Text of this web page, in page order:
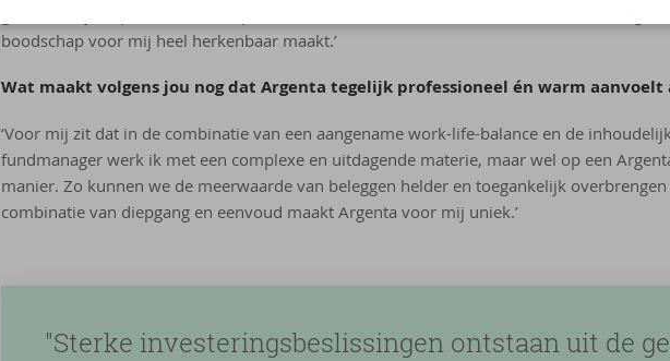
boodschap voor mij heel herkenbaar maakt.’
Wat maakt volgens jou nog dat Argenta tegelijk professioneel én warm aanvoelt
‘Voor mij zit dat in de combinatie van een aangename work-life-balance en de
fundmanager werk ik met een complexe en uitdagende materie, maar wel op een
manier. Zo kunnen we de meerwaarde van beleggen helder en toegankelijk
combinatie van diepgang en eenvoud maakt Argenta voor mij uniek.’
"Sterke investeringsbeslissingen ontstaan uit de